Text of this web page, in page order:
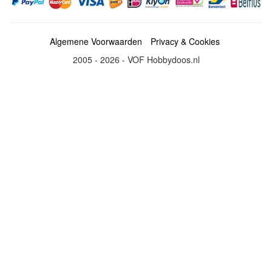
Algemene Voorwaarden
Privacy & Cookies
2005 - 2026 - VOF Hobbydoos.nl